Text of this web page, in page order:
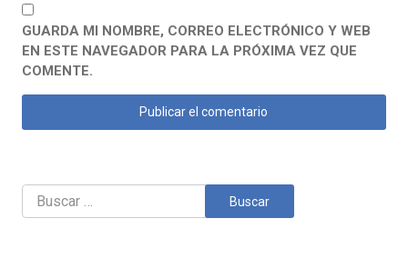
GUARDA MI NOMBRE, CORREO ELECTRÓNICO Y WEB
EN ESTE NAVEGADOR PARA LA PRÓXIMA VEZ QUE
COMENTE.
Buscar: